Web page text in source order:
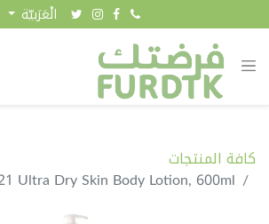
الْعَرَبيّة
كافة المنتجات
Ultra Dry Skin Body Lotion, 600ml